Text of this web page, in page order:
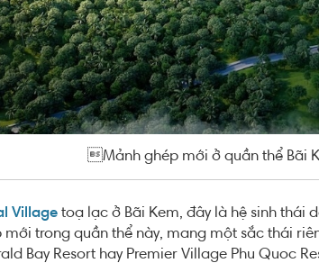
Mảnh ghép mới ở quần thể Bãi
Villagetoạ lạc ở Bãi Kem, đây là hệ sinh thái
mới trong quần thể này, mang một sắc thái
Bay Resort hay Premier Village Phu Quoc